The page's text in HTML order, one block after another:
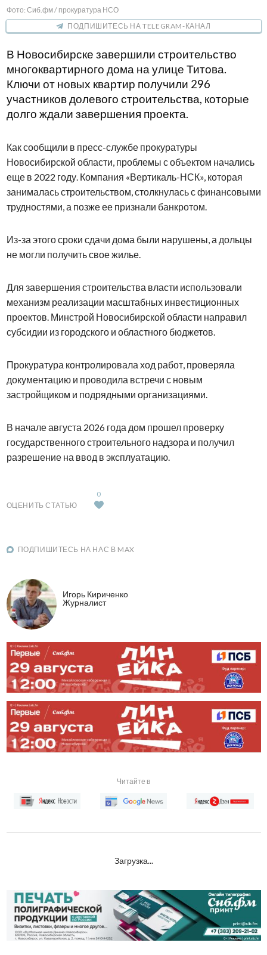
Фото: Сиб.фм / прокуратура НСО
ПОДПИШИТЕСЬ НА TELEGRAM-КАНАЛ
В Новосибирске завершили строительство
многоквартирного дома на улице Титова.
Ключи от новых квартир получили 296
участников долевого строительства, которые
долго ждали завершения проекта.
Как сообщили в пресс-службе прокуратуры
Новосибирской области, проблемы с объектом начались
еще в 2022 году. Компания «Вертикаль-НСК», которая
занималась строительством, столкнулась с финансовыми
трудностями, а позже ее признали банкротом.
Из-за этого сроки сдачи дома были нарушены, а дольцы
не могли получить свое жилье.
Для завершения строительства власти использовали
механизм реализации масштабных инвестиционных
проектов. Минстрой Новосибирской области направил
субсидии из городского и областного бюджетов.
Прокуратура контролировала ход работ, проверяла
документацию и проводила встречи с новым
застройщиком и подрядными организациями.
В начале августа 2026 года дом прошел проверку
государственного строительного надзора и получил
разрешение на ввод в эксплуатацию.
ОЦЕНИТЬ СТАТЬЮ
0
ПОДПИШИТЕСЬ НА НАС В MAX
Игорь Кириченко
Журналист
Читайте в
Загрузка...